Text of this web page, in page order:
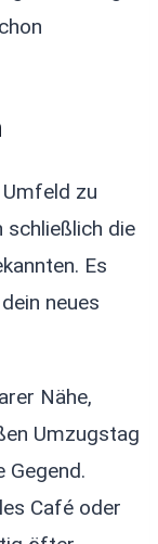
zu
schließlich die
Es
neues
Nähe,
Umzugstag
Gegend.
Café oder